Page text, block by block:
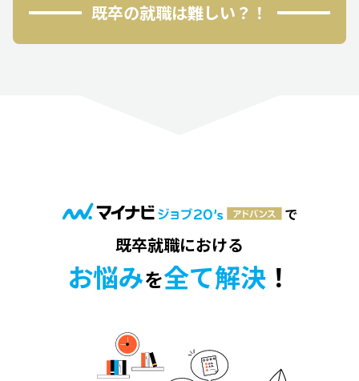
既卒の就職は難しい？！
で
既卒就職における
お悩みを全て解決 ！